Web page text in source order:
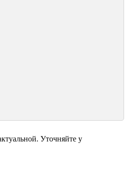
Уточняйте у